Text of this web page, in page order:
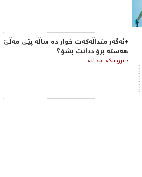
♦ئەگەر منداڵەکەت خوار دە ساڵە پێی مەڵێ
هەستە برۆ ددانت بشۆ؟
د.تروسکە عبداللە